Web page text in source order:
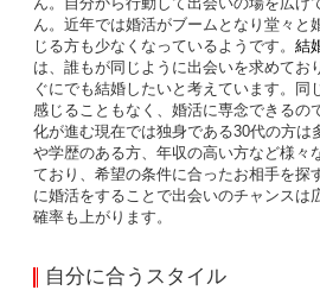
ん。近年では婚活がブームとなり堂々と
じる方も少なくなっているようです。 結
は、誰もが同じように出会いを求めてお
ぐにでも結婚したいと考えています。同
感じることもなく、婚活に専念できるの
化が進む現在では独身である30代の方は
や学歴のある方、年収の高い方など様々
ており、希望の条件に合ったお相手を探
に婚活をすることで出会いのチャンスは
確率も上がります。
自分に合うスタイル